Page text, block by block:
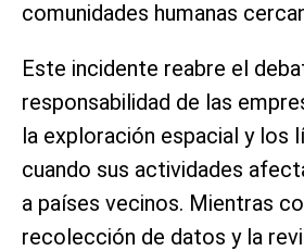
comunidades humanas
Este incidente reabre el
responsabilidad de las
la exploración espacial y los
cuando sus actividades
a países vecinos. Mientras
recolección de datos y la